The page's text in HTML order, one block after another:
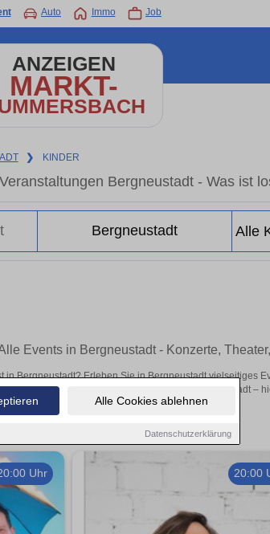
Alle Cookies ablehnen
Datenschutzerklärung
Auto Immo Job
ANZEIGEN
MARKT-
❯ KINDER
Veranstaltungen Bergneustadt - Was ist
Events in Bergneustadt - Konzerte,
in Bergneustadt? Erleben Sie in Bergneustadt vielseitiges
oder aufregende Veranstaltungen in Bergneustadt –
Uhr 20:00